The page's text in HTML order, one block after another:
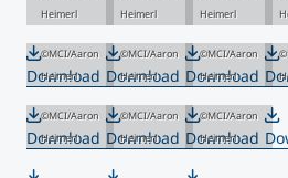
Heimerl
Download
Heimerl
Download
Heimerl
Download
©MCI/Aaron
Heimerl
Download
©MCI/Aaron
Heimerl
Download
©MCI/Aaron
Heimerl
Download
©MCI/Aaron
Heimerl
©MCI/Aaron
Heimerl
©MCI/Aaron
Heimerl